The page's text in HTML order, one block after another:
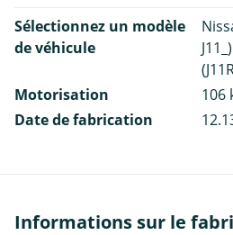
Sélectionnez un modèle
de véhicule
Motorisation
106
Date de fabrication
Informations sur le